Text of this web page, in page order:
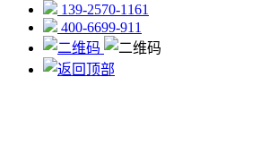
139-2570-1161
400-6699-911